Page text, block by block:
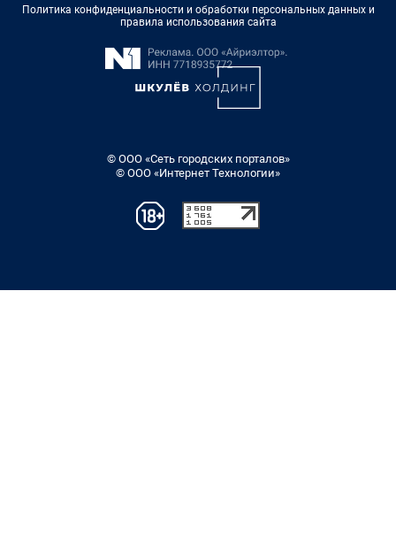
Политика конфиденциальности и обработки персональных данных и
правила использования сайта
© ООО «Сеть городских порталов»
© ООО «Интернет Технологии»